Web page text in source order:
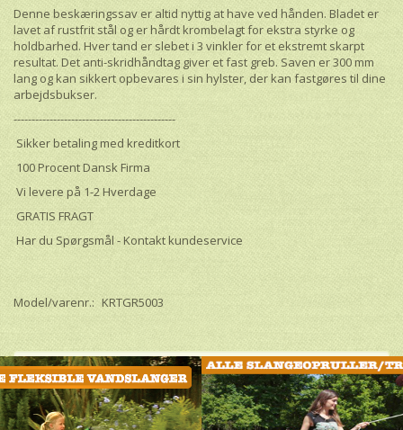
Denne beskæringssav er altid nyttig at have ved hånden. Bladet er
lavet af rustfrit stål og er hårdt krombelagt for ekstra styrke og
holdbarhed. Hver tand er slebet i 3 vinkler for et ekstremt skarpt
resultat. Det anti-skridhåndtag giver et fast greb. Saven er 300 mm
lang og kan sikkert opbevares i sin hylster, der kan fastgøres til dine
arbejdsbukser.
---------------------------------------------
Sikker betaling med kreditkort
100 Procent Dansk Firma
Vi levere på 1-2 Hverdage
GRATIS FRAGT
Har du Spørgsmål - Kontakt kundeservice
Model/varenr.: KRTGR5003